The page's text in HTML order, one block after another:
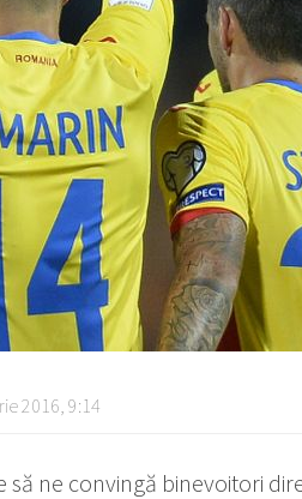
2016, 9:14
să ne convingă binevoitori